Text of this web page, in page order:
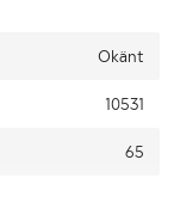
Okänt
10531
65